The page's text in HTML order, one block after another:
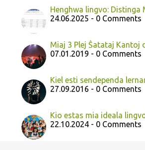
Henghwa lingvo: Distinga
24.06.2025 - 0 Comments
Miaj 3 Plej Ŝatataj Kantoj
07.01.2019 - 0 Comments
Kiel esti sendependa
27.09.2016 - 0 Comments
Kio estas mia ideala
22.10.2024 - 0 Comments